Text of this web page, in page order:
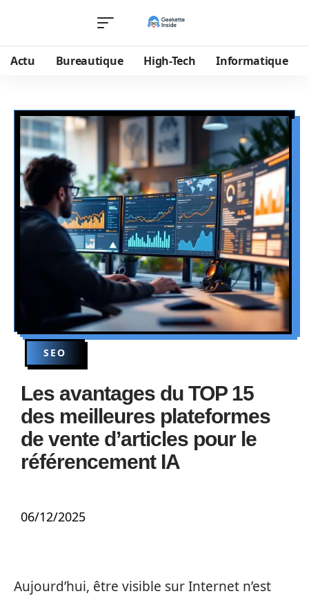
Actu Bureautique High-Tech Informatique
SEO
Les avantages du TOP 15
des meilleures plateformes
de vente d’articles pour le
référencement IA
06/12/2025
Aujourd’hui, être visible sur Internet n’est